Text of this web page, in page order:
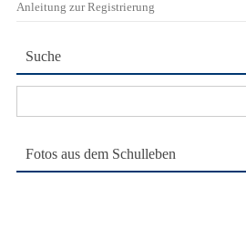
Anleitung zur Registrierung
Suche
nach:
Fotos aus dem Schulleben